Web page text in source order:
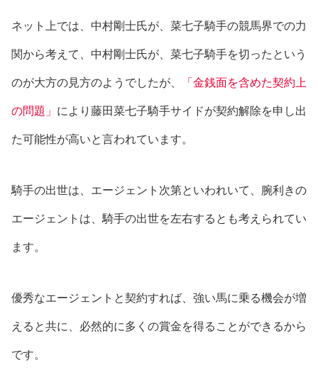
ネット上では、中村剛士氏が、菜七子騎手の競馬界での力
関から考えて、中村剛士氏が、菜七子騎手を切ったという
のが大方の見方のようでしたが、 「金銭面を含めた契約上
の問題」 により藤田菜七子騎手サイドが契約解除を申し出
た可能性が高いと言われています。
騎手の出世は、エージェント次第といわれいて、腕利きの
エージェントは、騎手の出世を左右するとも考えられてい
ます。
優秀なエージェントと契約すれば、強い馬に乗る機会が増
えると共に、必然的に多くの賞金を得ることができるから
です。